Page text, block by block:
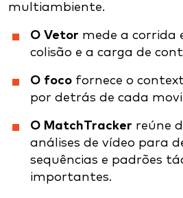
multiambiente.
O Vetor mede a corrida
colisão e a carga de
O foco fornece o
por detrás de cada
O MatchTracker reúne
análises de vídeo para
sequências e padrões
importantes.